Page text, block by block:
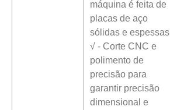
máquina é feita de
placas de aço
sólidas e espessas
√ - Corte CNC e
polimento de
precisão para
garantir precisão
dimensional e